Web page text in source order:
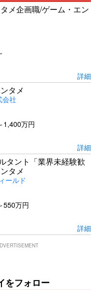
メ企画職/ゲーム・エン
詳細
タメ
社
1,400万円
詳細
タント「業界未経験歓
タメ
ールド
550万円
詳細
をフォロー